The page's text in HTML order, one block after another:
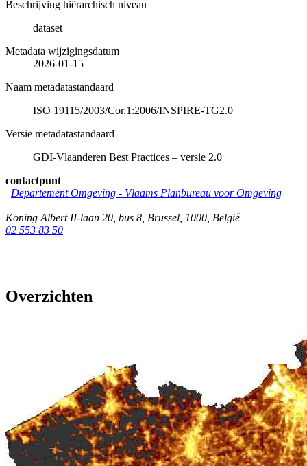
Beschrijving hiërarchisch niveau
dataset
Metadata wijzigingsdatum
2026-01-15
Naam metadatastandaard
ISO 19115/2003/Cor.1:2006/INSPIRE-TG2.0
Versie metadatastandaard
GDI-Vlaanderen Best Practices – versie 2.0
contactpunt
Departement Omgeving - Vlaams Planbureau voor Omgeving
Koning Albert II-laan 20, bus 8 Brussel 1000 België
02 553 83 50
Overzichten